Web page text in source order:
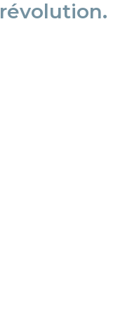
révolution.